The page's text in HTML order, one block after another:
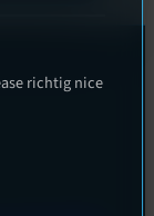
richtig nice